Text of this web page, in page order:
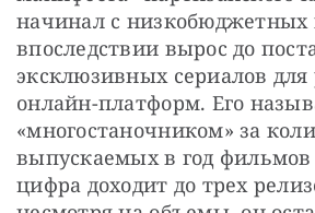
начинал с низкобюджетных
впоследствии вырос до
эксклюзивных сериалов для
онлайн-платформ. Его
«многостаночником» за
выпускаемых в год фильмов
цифра доходит до трех